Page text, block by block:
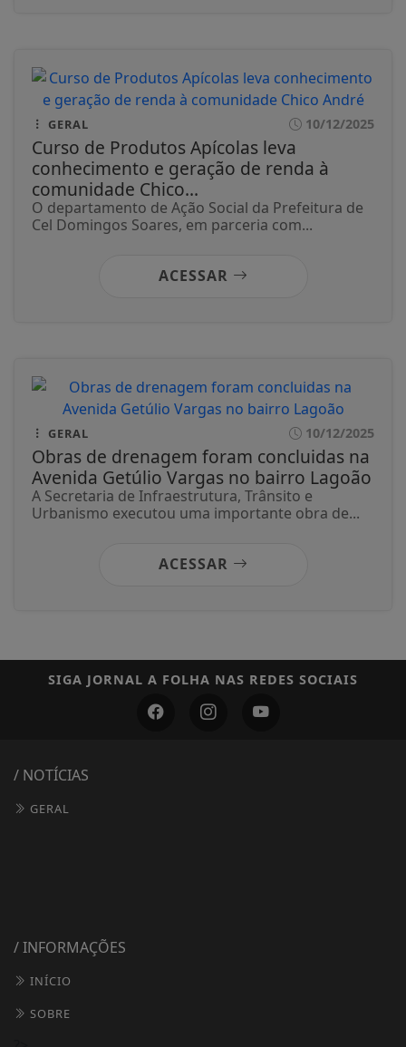
GERAL 10/12/2025
Curso de Produtos Apícolas leva
conhecimento e geração de renda à
comunidade Chico...
O departamento de Ação Social da Prefeitura de
Cel Domingos Soares, em parceria com...
ACESSAR
GERAL 10/12/2025
Obras de drenagem foram concluidas na
Avenida Getúlio Vargas no bairro Lagoão
A Secretaria de Infraestrutura, Trânsito e
Urbanismo executou uma importante obra de...
ACESSAR
SIGA JORNAL A FOLHA NAS REDES SOCIAIS
/ NOTÍCIAS
GERAL
/ INFORMAÇÕES
INÍCIO
SOBRE